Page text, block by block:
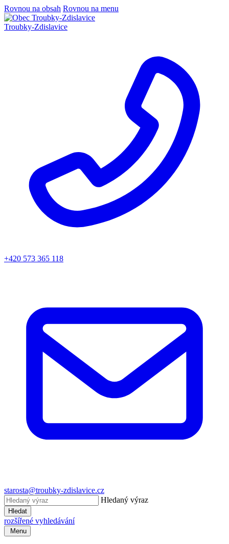
Rovnou na obsah Rovnou na menu
Troubky-Zdislavice
+420 573 365 118
starosta@troubky-zdislavice.cz
Hledaný výraz
Hledat
rozšířené vyhledávání
Menu